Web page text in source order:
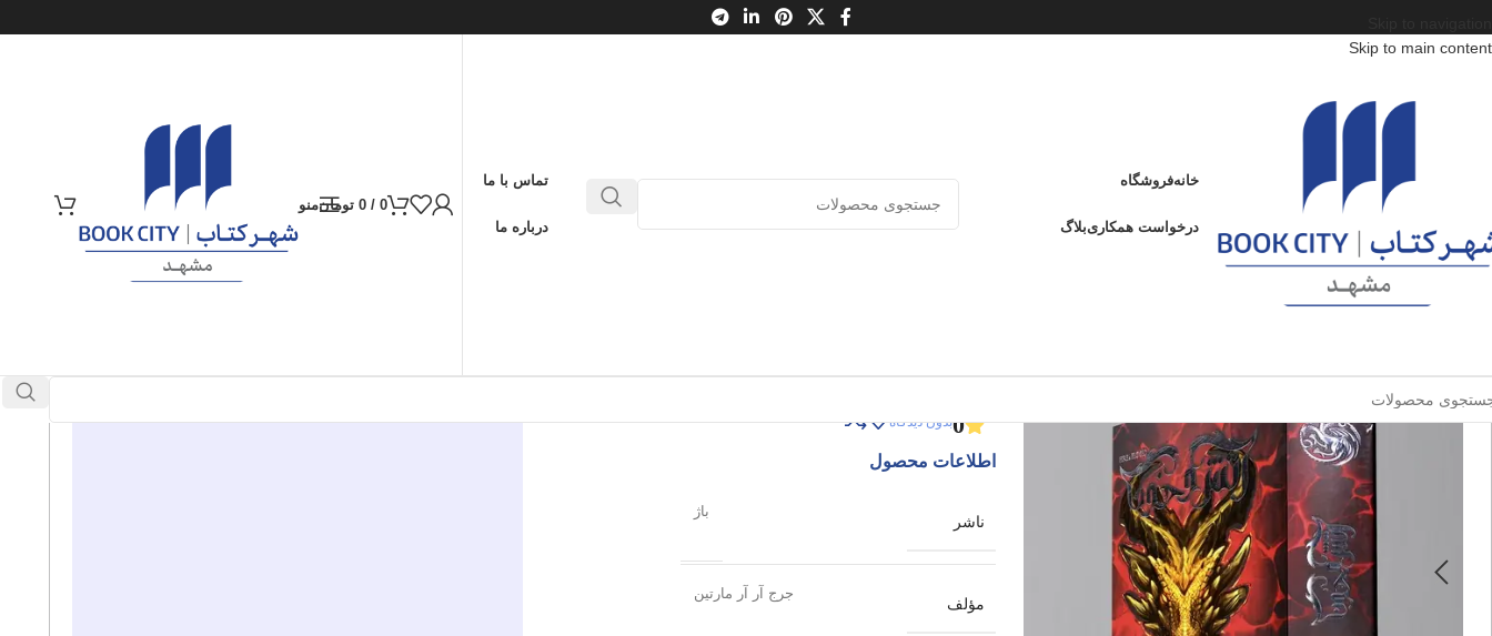
Skip to main content
خانهفروشگاه
درخواست همکاریبلاگ
تماس با ما
درباره ما
0
/
0 تومانمنو
محصولات / کتاب جوان
با قاب
0بدون دیدگاه
اطلاعات محصول
ناشر
باژ
مؤلف
جرج آر آر مارتین